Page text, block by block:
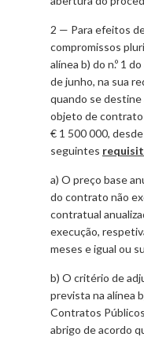
2 — Para efeitos
compromissos
alínea b) do n.º 1
de junho, na sua
quando se
objeto de contrato
€ 1 500 000,
seguintes
a) O preço base
do contrato não
contratual
execução,
meses e igual ou
b) O critério de
prevista na alínea
Contratos
abrigo de acordo